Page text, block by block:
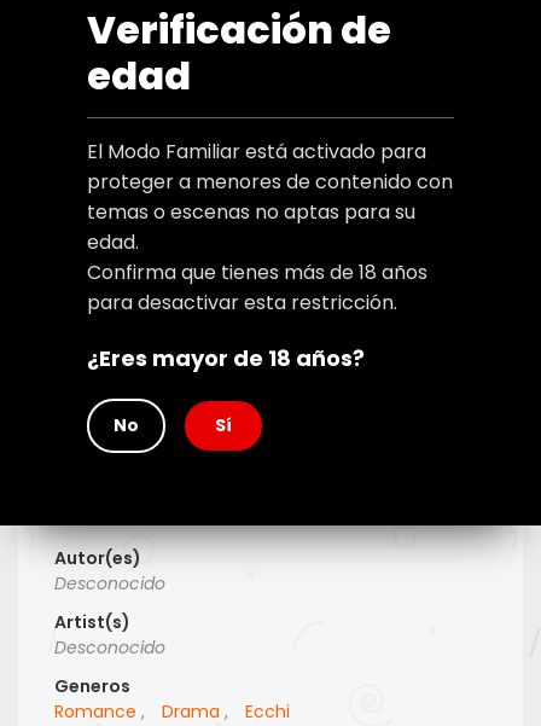
Verificación de
edad
El Modo Familiar está activado para
proteger a menores de contenido con
temas o escenas no aptas para su
edad.
Confirma que tienes más de 18 años
para desactivar esta restricción.
¿Eres mayor de 18 años?
No Sí
Type
Manhwa
Desconocido
Autor(es)
Desconocido
Artist(s)
Desconocido
Generos
Romance , Drama ,
Ecchi